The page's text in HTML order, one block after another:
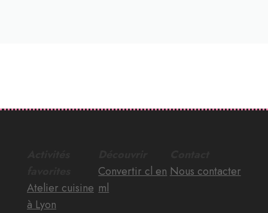
Atelier cuisine
à Lyon
Convertir cl en
ml
Nous contacter